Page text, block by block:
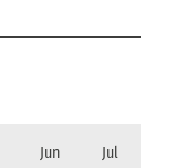
Jun Jul